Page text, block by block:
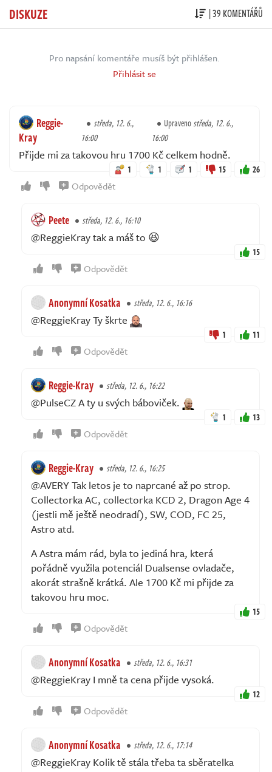
DISKUZE | 39 KOMENTÁŘŮ
Pro napsání komentáře musíš být přihlášen.
Přihlásit se
Reggie-
Kray
středa, 12. 6.,
16:00
Upravenostředa, 12. 6.,
16:00
Přijde mi za takovou hru 1700 Kč celkem hodně.
1 1 1 15 26
Odpovědět
Peete středa, 12. 6., 16:10
@ReggieKray tak a máš to 😆
15
Odpovědět
Anonymní Kosatka středa, 12. 6., 16:16
@ReggieKray Ty škrte
1 11
Odpovědět
Reggie-Kray středa, 12. 6., 16:22
@PulseCZ A ty u svých báboviček.
1 13
Odpovědět
Reggie-Kray středa, 12. 6., 16:25
@AVERY Tak letos je to naprcané až po strop.
Collectorka AC, collectorka KCD 2, Dragon Age 4
(jestli mě ještě neodradí), SW, COD, FC 25,
Astro atd.
A Astra mám rád, byla to jediná hra, která
pořádně využila potenciál Dualsense ovladače,
akorát strašně krátká. Ale 1700 Kč mi přijde za
takovou hru moc.
15
Odpovědět
Anonymní Kosatka středa, 12. 6., 16:31
@ReggieKray I mně ta cena přijde vysoká.
12
Odpovědět
Anonymní Kosatka středa, 12. 6., 17:14
@ReggieKray Kolik tě stála třeba ta sběratelka